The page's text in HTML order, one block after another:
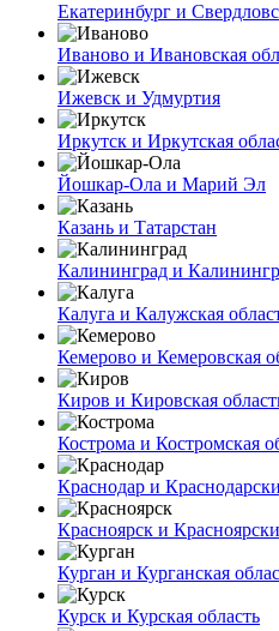
Екатеринбург и
Иваново и Ивановская
Ижевск и Удмуртия
Иркутск и Иркутская
Йошкар-Ола и Марий Эл
Казань и Татарстан
Калининград и
Калуга и Калужская
Кемерово и Кемеровская
Киров и Кировская
Кострома и Костромская
Краснодар и
Красноярск и
Курган и Курганская
Курск и Курская область